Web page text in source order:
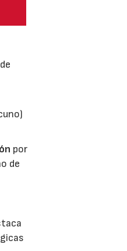
por
de